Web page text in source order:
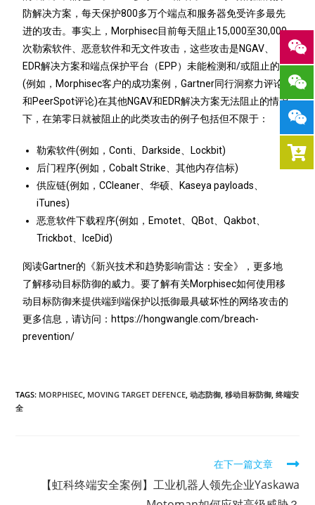
防解决方案，每天保护800多万个端点和服务器免受许多最先
进的攻击。事实上，Morphisec目前每天阻止15,000至30,000
次勒索软件、恶意软件和无文件攻击，这些攻击是NGAV、
EDR解决方案和端点保护平台（EPP）未能检测和/或阻止的。
(例如，Morphisec客户的成功案例，Gartner同行洞察力评论
和PeerSpot评论)在其他NGAV和EDR解决方案无法阻止的情况
下，在第零日就被阻止的此类攻击的例子包括但不限于：
勒索软件(例如，Conti、Darkside、Lockbit)
后门程序(例如，Cobalt Strike、其他内存信标)
供应链(例如，CCleaner、华硕、Kaseya payloads、
iTunes)
恶意软件下载程序(例如，Emotet、QBot、Qakbot、
Trickbot、IceDid)
阅读Gartner的《新兴技术和趋势影响雷达：安全》，更多地
了解移动目标防御的威力。要了解有关Morphisec如何使用移
动目标防御来提供端到端保护以抵御最具破坏性的网络攻击的
更多信息，请访问：https://hongwangle.com/breach-
prevention/
TAGS: MORPHISEC, MOVING TARGET DEFENCE, 动态防御, 移动目标防御, 终端安
全
在下一篇文章
【虹科终端安全案例】工业机器人领先企业Yaskawa